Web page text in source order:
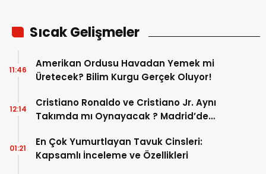
Sıcak Gelişmeler
Amerikan Ordusu Havadan Yemek mi
Üretecek? Bilim Kurgu Gerçek Oluyor!
11:46
Cristiano Ronaldo ve Cristiano Jr. Aynı
Takımda mı Oynayacak ? Madrid’de
12:14
En Çok Yumurtlayan Tavuk Cinsleri:
Kapsamlı İnceleme ve Özellikleri
01:21